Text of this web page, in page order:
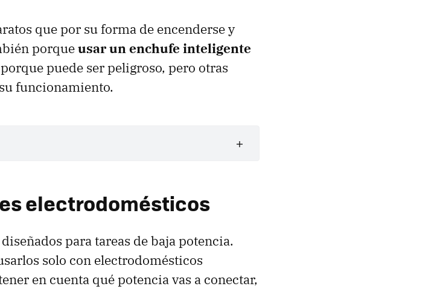
que por su forma de encenderse y
porqueusar un enchufe inteligente
porque puede ser peligroso, pero otras
funcionamiento.
electrodomésticos
para tareas de baja potencia.
solo con electrodomésticos
en cuenta qué potencia vas a conectar,